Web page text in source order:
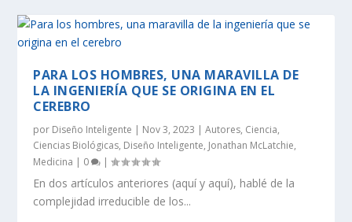
PARA LOS HOMBRES, UNA MARAVILLA DE
LA INGENIERÍA QUE SE ORIGINA EN EL
CEREBRO
por Diseño Inteligente | Nov 3, 2023 |Autores, Ciencia,
Ciencias Biológicas, Diseño Inteligente, Jonathan McLatchie,
Medicina | 0 |
En dos artículos anteriores (aquí y aquí), hablé de la
complejidad irreducible de los...